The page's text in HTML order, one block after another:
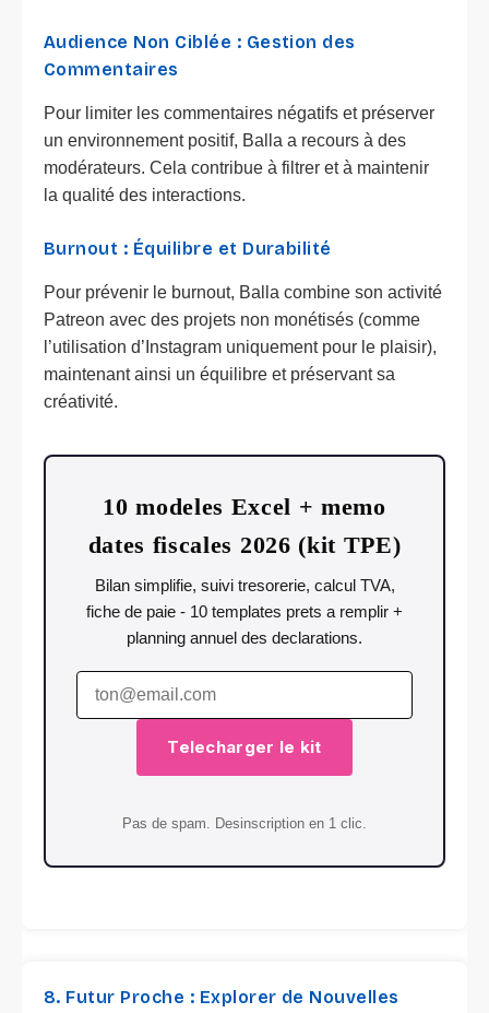
Audience Non Ciblée : Gestion des
Commentaires
Pour limiter les commentaires négatifs et préserver
un environnement positif, Balla a recours à des
modérateurs. Cela contribue à filtrer et à maintenir
la qualité des interactions.
Burnout : Équilibre et Durabilité
Pour prévenir le burnout, Balla combine son activité
Patreon avec des projets non monétisés (comme
l’utilisation d’Instagram uniquement pour le plaisir),
maintenant ainsi un équilibre et préservant sa
créativité.
10 modeles Excel + memo
dates fiscales 2026 (kit TPE)
Bilan simplifie, suivi tresorerie, calcul TVA,
fiche de paie - 10 templates prets a remplir +
planning annuel des declarations.
Telecharger le kit
Pas de spam. Desinscription en 1 clic.
8. Futur Proche : Explorer de Nouvelles